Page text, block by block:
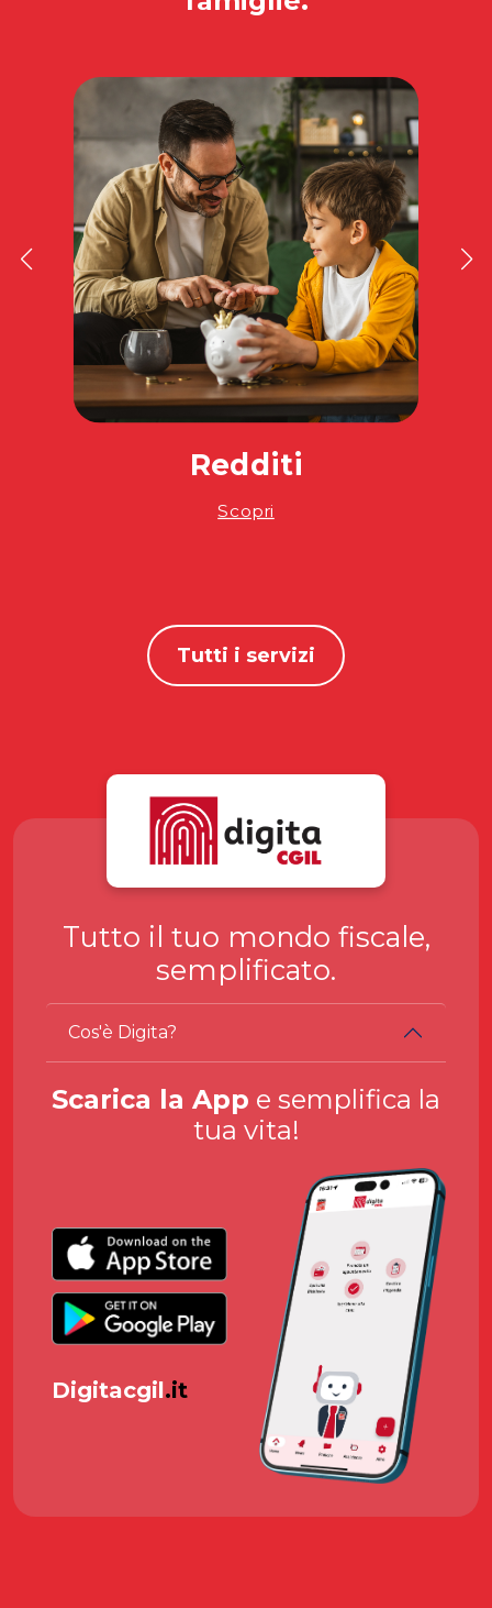
Redditi
Scopri
Tutti i servizi
Tutto il tuo mondo fiscale,
semplificato.
Cos'è Digita?
Scarica la App e semplifica la
tua vita!
Digitacgil.it